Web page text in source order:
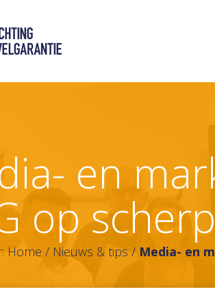
en
op scherp
Home / Nieuws & tips / Media- en